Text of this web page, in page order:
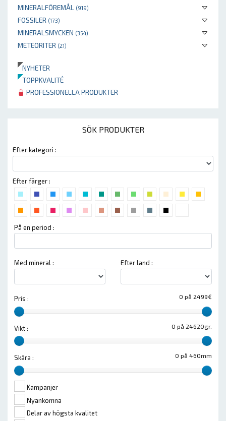
MINERALFÖREMÅL (919)
FOSSILER (173)
MINERALSMYCKEN (354)
METEORITER (21)
NYHETER
TOPPKVALITÉ
PROFESSIONELLA PRODUKTER
SÖK PRODUKTER
Efter kategori :
Efter färger :
På en period :
Med mineral : Efter land :
0 på 2499€
Pris :
0 på 24620gr.
Vikt :
0 på 460mm
Skära :
Kampanjer
Nyankomna
Delar av högsta kvalitet